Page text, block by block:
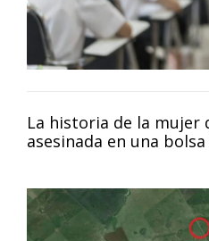
La historia de la mujer
asesinada en una